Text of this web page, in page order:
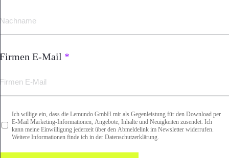
Firmen E-Mail *
*
Ich willige ein, dass die Lemundo GmbH mir als Gegenleistung für den Download per
E-Mail Marketing-Informationen, Angebote, Inhalte und Neuigkeiten zusendet. Ich
kann meine Einwilligung jederzeit über den Abmeldelink im Newsletter widerrufen.
Weitere Informationen finde ich in der Datenschutzerklärung.